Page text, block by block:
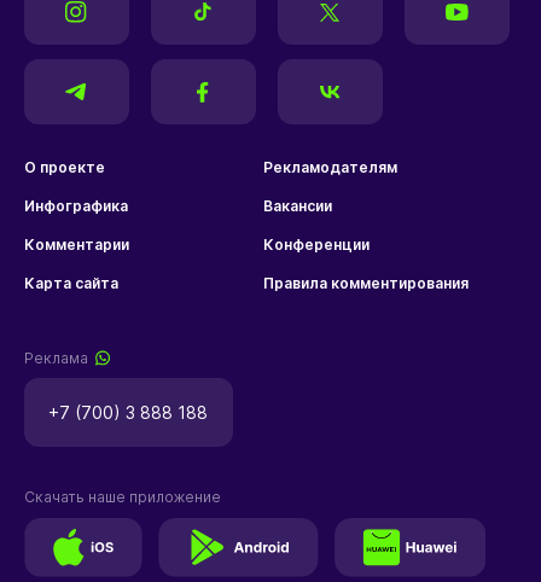
О проекте Рекламодателям
Инфографика Вакансии
Комментарии Конференции
Карта сайта Правила комментирования
Реклама
+7 (700) 3 888 188
Скачать наше приложение